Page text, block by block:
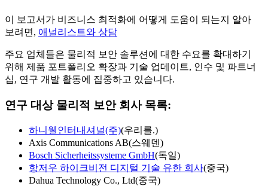
이 보고서가 비즈니스 최적화에 어떻게 도움이 되는지 알아
보려면, 애널리스트와 상담
주요 업체들은 물리적 보안 솔루션에 대한 수요를 확대하기
위해 제품 포트폴리오 확장과 기술 업데이트, 인수 및 파트너
십, 연구 개발 활동에 집중하고 있습니다.
연구 대상 물리적 보안 회사 목록:
하니웰인터내셔널(주)(우리를.)
Axis Communications AB(스웨덴)
Bosch Sicherheitssysteme GmbH(독일)
항저우 하이크비전 디지털 기술 유한 회사(중국)
Dahua Technology Co., Ltd(중국)